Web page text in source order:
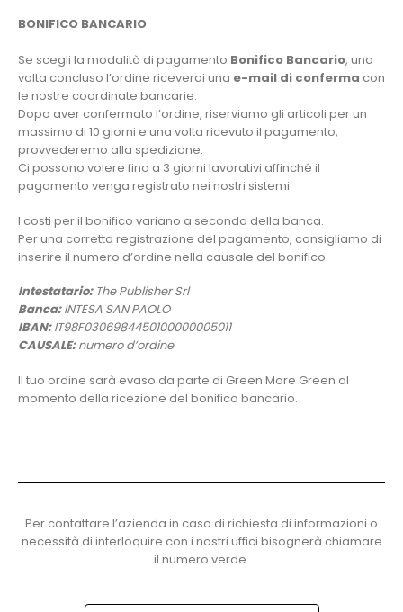
BONIFICO BANCARIO
Se scegli la modalità di pagamento Bonifico Bancario, una
volta concluso l’ordine riceverai una e-mail di conferma con
le nostre coordinate bancarie.
Dopo aver confermato l’ordine, riserviamo gli articoli per un
massimo di 10 giorni e una volta ricevuto il pagamento,
provvederemo alla spedizione.
Ci possono volere fino a 3 giorni lavorativi affinché il
pagamento venga registrato nei nostri sistemi.
I costi per il bonifico variano a seconda della banca.
Per una corretta registrazione del pagamento, consigliamo di
inserire il numero d’ordine nella causale del bonifico.
Intestatario:The Publisher Srl
Banca:INTESA SAN PAOLO
IBAN:IT98F0306984450100000005011
CAUSALE:numero d’ordine
Il tuo ordine sarà evaso da parte di Green More Green al
momento della ricezione del bonifico bancario.
Per contattare l’azienda in caso di richiesta di informazioni o
necessità di interloquire con i nostri uffici bisognerà chiamare
il numero verde.